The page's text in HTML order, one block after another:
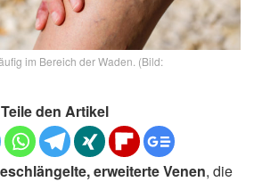
im Bereich der Waden. (Bild:
Teile den Artikel
erweiterte Venen, die